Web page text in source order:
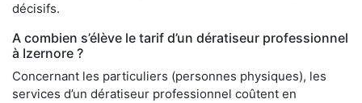
décisifs.
A combien s’élève le tarif d’un dératiseur professionnel
à Izernore ?
Concernant les particuliers (personnes physiques), les
services d’un dératiseur professionnel coûtent en